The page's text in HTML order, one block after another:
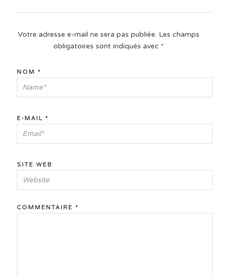
Votre adresse e-mail ne sera pas publiée. Les champs
obligatoires sont indiqués avec *
NOM *
E-MAIL *
SITE WEB
COMMENTAIRE *